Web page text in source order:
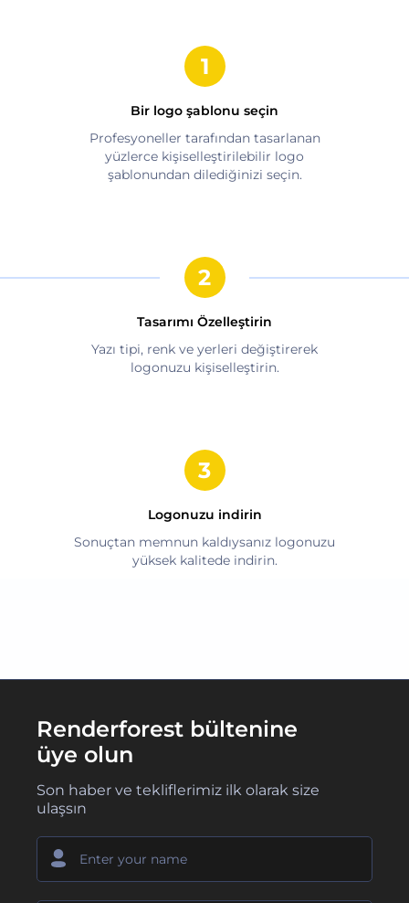
Bir logo şablonu seçin
Profesyoneller tarafından tasarlanan
yüzlerce kişiselleştirilebilir logo
şablonundan dilediğinizi seçin.
Tasarımı Özelleştirin
Yazı tipi, renk ve yerleri değiştirerek
logonuzu kişiselleştirin.
Logonuzu indirin
Sonuçtan memnun kaldıysanız logonuzu
yüksek kalitede indirin.
Renderforest bültenine
üye olun
Son haber ve tekliflerimiz ilk olarak size
ulaşsın